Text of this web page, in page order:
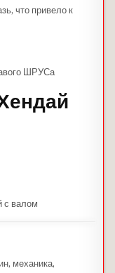
что привело к
ШРУСа
с валом
механика,